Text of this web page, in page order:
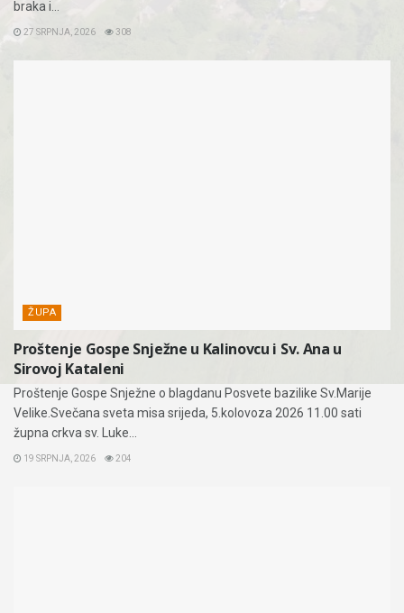
braka i...
27 SRPNJA, 2026 308
ŽUPA
Proštenje Gospe Snježne u Kalinovcu i Sv. Ana u
Sirovoj Kataleni
Proštenje Gospe Snježne o blagdanu Posvete bazilike Sv.Marije
Velike.Svečana sveta misa srijeda, 5.kolovoza 2026 11.00 sati
župna crkva sv. Luke...
19 SRPNJA, 2026 204